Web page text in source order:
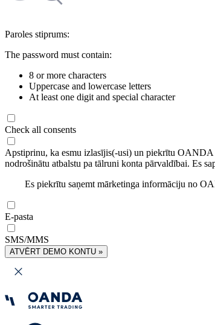
Paroles stiprums:
The password must contain:
8 or more characters
Uppercase and lowercase letters
At least one digit and special character
Check all consents
Apstiprinu, ka esmu izlasījis(-usi) un piekrītu
nodrošinātu atbalstu pa tālruni konta pārvaldībai. Es
Es piekrītu saņemt mārketinga informāciju no
E-pasta
SMS/MMS
ATVĒRT DEMO KONTU »